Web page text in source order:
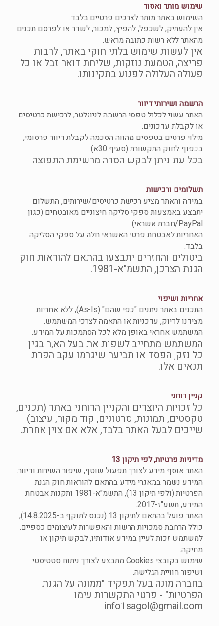
שימוש מותר ואסור
השימוש באתר מותר לצרכים פרטיים בלבד.
אין להעתיק, לשכפל, להפיץ, למכור, לשדר או לפרסם תכנים
מהאתר ללא רשות כתובה מראש.
אין לעשות שימוש בלתי חוקי באתר, לרבות
פריצה, הטמעת נוזקות, שליחת דואר זבל או כל
פעולה העלולה לפגוע בתקינותו.
הרשמה ושירותי דיוור
האתר עשוי לכלול טפסי הרשמה לניוזלטר, לרכישת כרטיסים
או לקבלת עדכונים.
מילוי פרטים בטפסים מהווה הסכמה לקבלת דיוור פרסומי,
בכפוף לחוק התקשורת (סעיף 30א).
בכל עת ניתן לבקש הסרה מרשימת התפוצה
תשלומים ורכישות
במידה והאתר מציע רכישת כרטיסים/שירותים, התשלום
יתבצע באמצעות ספקי סליקה חיצוניים מאובטחים (כגון
PayPal/חברת אשראי).
האחריות לאבטחת פרטי האשראי חלה על ספקי הסליקה
בלבד.
ביטולים והחזרים יתבצעו בהתאם להוראות חוק
הגנת הצרכן, התשמ"א-1981.
אחריות ושיפוי
התכנים באתר ניתנים "כפי שהם" (As-Is), ללא אחריות
מצידנו לדיוק, עדכניות או התאמה לצרכי המשתמש.
המשתמש אחראי באופן מלא לכל הסתמכות על המידע.
המשתמש מתחייב לשפות את בעל הא,ר בגין
כל נזק, הפסד או תביעה שיגרמו עקב הפרת
תנאים אלו.
קניין רוחני
כל זכויות היוצרים והקניין הרוחני באתר (תכנים,
טקסטים, תמונות, סרטונים, קוד מקור, עיצוב)
שייכים לבעל האתר בלבד, אלא אם צוין אחרת.
מדיניות פרטיות, לפי תיקון 13
האתר אוסף מידע לצורך תפעול שוטף, שיפור השירות ודיוור.
המידע נשמר במאגרי מידע בהתאם להוראות חוק הגנת
הפרטיות (ולפי תיקון 13), התשמ"א-1981 ותקנות אבטחת
המידע, תשע"ז-2017.
האתר פועל בהתאם לתיקון 13 (נכנס לתוקף ב-14.8.2025),
כולל הרחבת סמכויות הרשות והאפשרות לעיצומים כספיים.
למשתמש זכות לעיין במידע אודותיו, לבקש תיקון או
מחיקה.
שימוש בקובצי Cookies מתבצע לצורך ניתוח סטטיסטי
ושיפור חוויית הגלישה.
בחברה מונה בעל תפקיד "ממונה על הגנת
הפרטיות" - פרטי התקשרות עימו
info1sagol@gmail.com